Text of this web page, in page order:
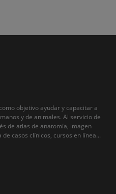
objetivo ayudar y capacitar a
y de animales. Al servicio de
de atlas de anatomía, imagen
casos clínicos, cursos en línea...